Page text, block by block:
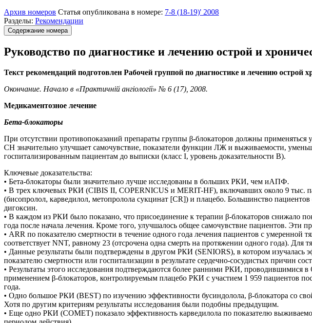
Архив номеров Статья опубликована в номере: 7-8 (18-19)' 2008
Разделы: Рекомендации
Содержание номера
Руководство по диагностике и лечению острой и
Текст рекомендаций подготовлен Рабочей группой по диагностике и лечению острой
Окончание. Начало в «Практичній ангіології» № 6 (17), 2008.
Медикаментозное лечение
Бета-блокаторы
При отсутствии противопоказаний препараты группы β-блокаторов должны
СН значительно улучшает самочувствие, показатели функции ЛЖ и выживаемости,
госпитализированным пациентам до выписки (класс I, уровень доказательности В).
Ключевые доказательства:
• Бета-блокаторы были значительно лучше исследованы в больших РКИ, чем иАПФ.
• В трех ключевых РКИ (CIBIS II, COPERNICUS и MERIT-HF), включавших около 9 тыс.
(бисопролол, карведилол, метопролола сукцинат [CR]) и плацебо. Большинство
дигоксин.
• В каждом из РКИ было показано, что присоединение к терапии β-блокаторов снижало
года после начала лечения. Кроме того, улучшалось общее самочувствие пациентов.
• ARR по показателю смертности в течение одного года лечения пациентов с
соответствует NNT, равному 23 (отсрочена одна смерть на протяжении одного года). Для
• Данные результаты были подтверждены в другом РКИ (SENIORS), в котором
показателю смертности или госпитализации в результате сердечно-сосудистых причин
• Результаты этого исследования подтверждаются более ранними РКИ,
применением β-блокаторов, контролируемым плацебо РКИ с участием 1 959 пациентов
года.
• Одно большое РКИ (BEST) по изучению эффективности бусиндолола, β-блокатора со
Хотя по другим критериям результаты исследования были подобны предыдущим.
• Еще одно РКИ (COMET) показало эффективность карведилола по показателю